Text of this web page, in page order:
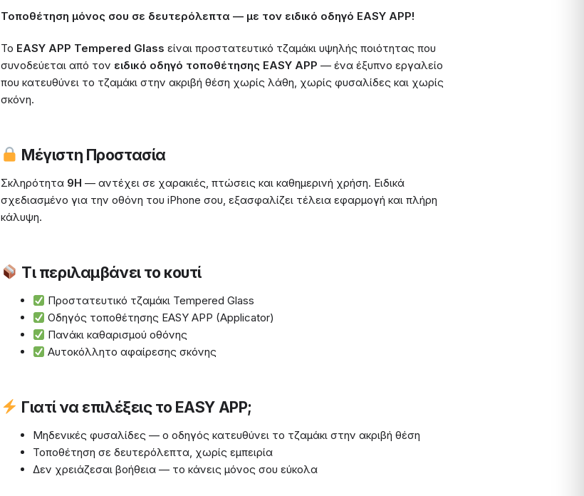
Τοποθέτηση μόνος σου σε δευτερόλεπτα — με τον ειδικό οδηγό EASY APP!
Το EASY APP Tempered Glass είναι προστατευτικό τζαμάκι υψηλής ποιότητας που
συνοδεύεται από τον ειδικό οδηγό τοποθέτησης EASY APP — ένα έξυπνο εργαλείο
που κατευθύνει το τζαμάκι στην ακριβή θέση χωρίς λάθη, χωρίς φυσαλίδες και χωρίς
σκόνη.
Μέγιστη Προστασία
Σκληρότητα 9H — αντέχει σε χαρακιές, πτώσεις και καθημερινή χρήση. Ειδικά
σχεδιασμένο για την οθόνη του iPhone σου, εξασφαλίζει τέλεια εφαρμογή και πλήρη
κάλυψη.
Τι περιλαμβάνει το κουτί
Προστατευτικό τζαμάκι Tempered Glass
Οδηγός τοποθέτησης EASY APP (Applicator)
Πανάκι καθαρισμού οθόνης
Αυτοκόλλητο αφαίρεσης σκόνης
Γιατί να επιλέξεις το EASY APP;
Μηδενικές φυσαλίδες — ο οδηγός κατευθύνει το τζαμάκι στην ακριβή θέση
Τοποθέτηση σε δευτερόλεπτα, χωρίς εμπειρία
Δεν χρειάζεσαι βοήθεια — το κάνεις μόνος σου εύκολα